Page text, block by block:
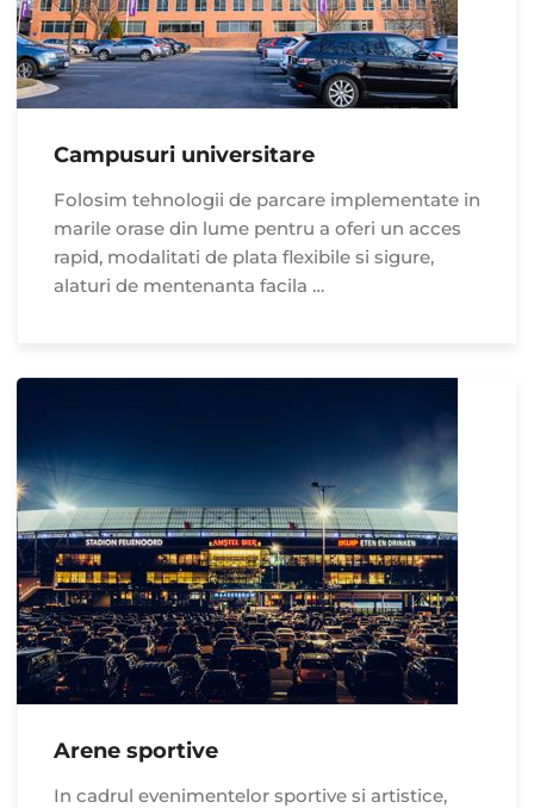
Campusuri universitare
Folosim tehnologii de parcare implementate in
marile orase din lume pentru a oferi un acces
rapid, modalitati de plata flexibile si sigure,
alaturi de mentenanta facila …
Arene sportive
In cadrul evenimentelor sportive si artistice,